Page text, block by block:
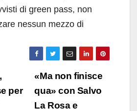
di green pass, non
nessun mezzo di
«Ma non finisce
qua» con Salvo
La Rosa e
per